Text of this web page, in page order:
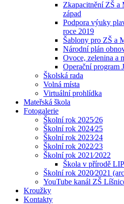
Zkapacitnění ZŠ a
západ
Podpora výuky
roce 2019
Šablony pro ZŠ a
Národní plán
Ovoce, zelenina a
Operační program
Školská rada
Volná místa
Virtuální prohlídka
Mateřská škola
Fotogalerie
Školní rok 2025⁄26
Školní rok 2024⁄25
Školní rok 2023⁄24
Školní rok 2022⁄23
Školní rok 2021⁄2022
Škola v přírodě
Školní rok 2020⁄2021
YouTube kanál ZŠ
Kroužky
Kontakty